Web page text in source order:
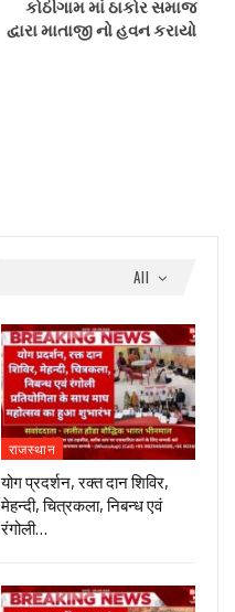
કોઠીગામ માં ઠાકોર સમાજ
દ્વારા માતાજી નો હવન કરાયો
All
राजस्थान
योग प्रदर्शन, रक्त दान शिविर,
मेहन्दी, चित्रकला, निबन्ध एवं
रंगोली…